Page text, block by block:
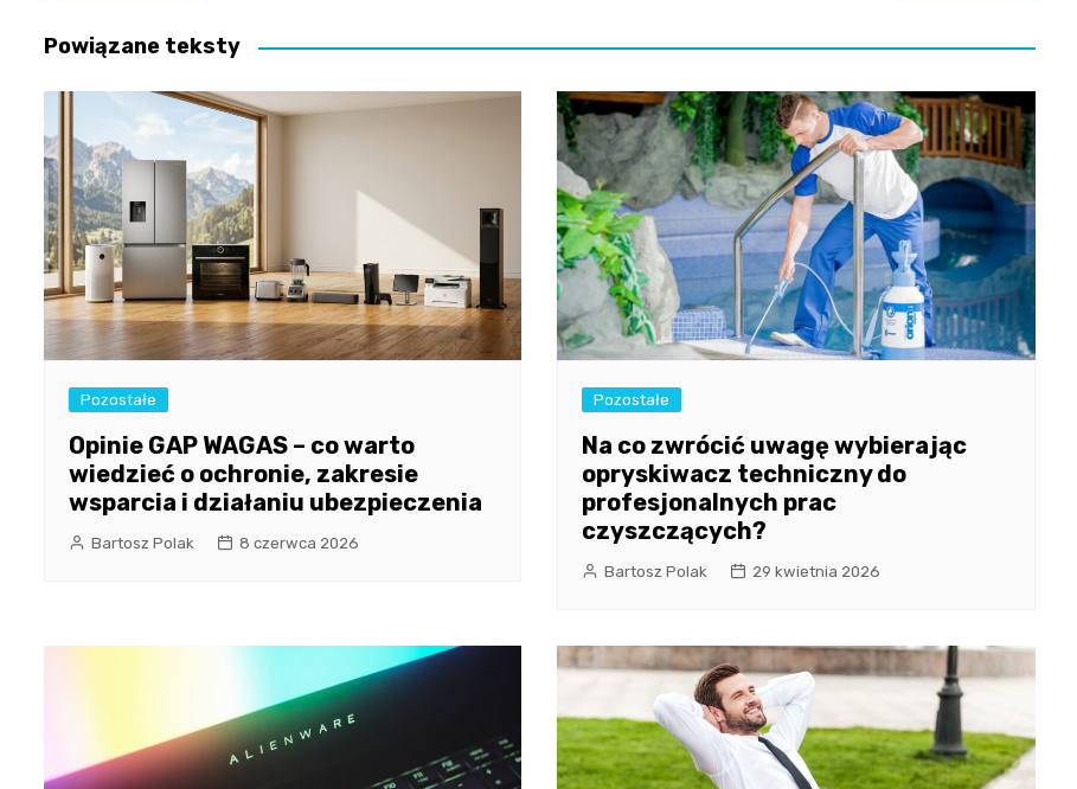
Powiązane teksty
Pozostałe
Opinie GAP WAGAS – co warto
wiedzieć o ochronie, zakresie
wsparcia i działaniu ubezpieczenia
Bartosz Polak 8 czerwca 2026
Pozostałe
Na co zwrócić uwagę wybierając
opryskiwacz techniczny do
profesjonalnych prac
czyszczących?
Bartosz Polak 29 kwietnia 2026